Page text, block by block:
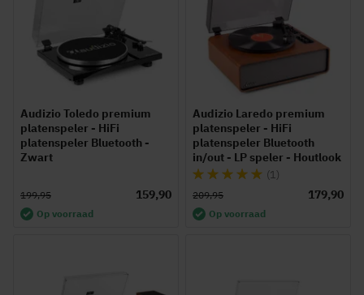
Audizio Toledo premium
platenspeler - HiFi
platenspeler Bluetooth -
Zwart
159,90
199,95
Op voorraad
Audizio Laredo premium
platenspeler - HiFi
platenspeler Bluetooth
in/out - LP speler - Houtlook
Waardering:
100%
(1)
179,90
209,95
Op voorraad